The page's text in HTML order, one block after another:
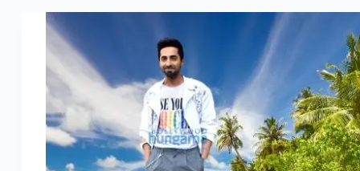
कमाई,
है
बहुत
ही
आसान